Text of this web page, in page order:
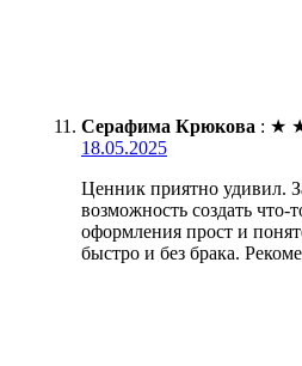
Серафима Крюкова : ★
18.05.2025
Ценник приятно удивил.
возможность создать что-
оформления прост и
быстро и без брака.